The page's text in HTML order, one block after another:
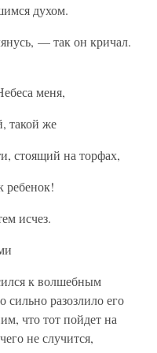
духом.
— так он кричал.
меня,
такой же
стоящий на торфах,
ребенок!
исчез.
к волшебным
сильно разозлило его
что тот пойдет на
не случится,